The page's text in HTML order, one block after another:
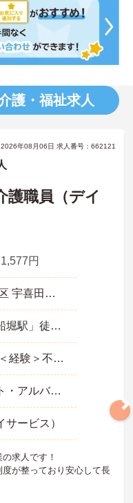
護・福祉求人
年08月06日 求人番号：662121
護職員（デイ
円
東京都 江戸川区 宇喜田町1237-1
都営新宿線「船堀駅」徒歩10分
＜資格＞不問 ＜経験＞不問 ※無資格者:入社半年以内に会社負担で認知症介護基礎研修受講
非常勤・パート・アルバイト
ービス）
求人です！
が整っており安心して長